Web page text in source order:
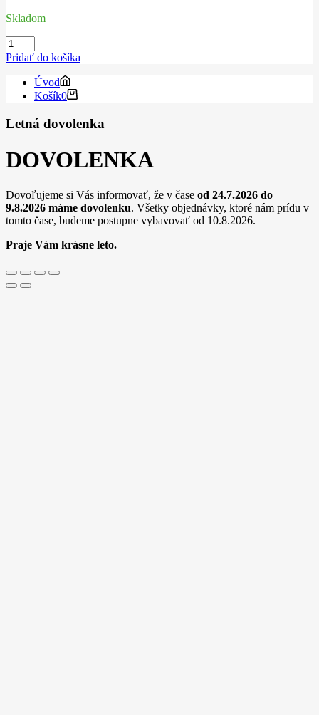
Skladom
množstvo
Kompatibilná
náplň
106R03887,
Europe,
12100
pre
tlačiarne
(Orink
white
box)
Pridať do košíka
Úvod
Košík0
Letná dovolenka
DOVOLENKA
Dovoľujeme si Vás informovať, že v čase od 24.7.2026 do
9.8.2026 máme dovolenku. Všetky objednávky, ktoré nám prídu v
tomto čase, budeme postupne vybavovať od 10.8.2026.
Praje Vám krásne leto.